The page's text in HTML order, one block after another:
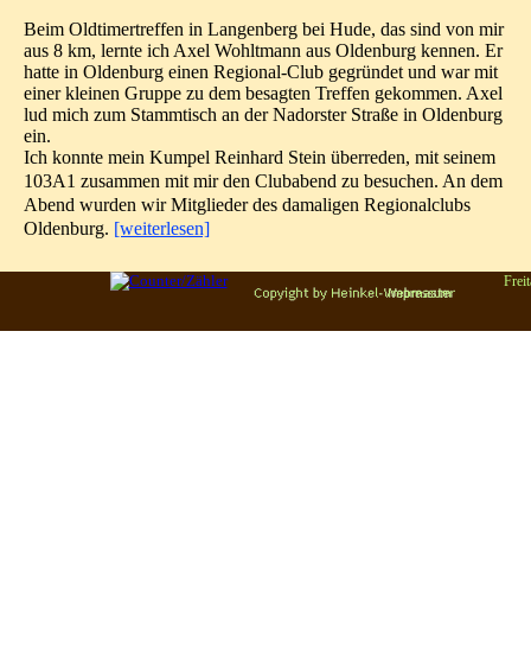
Beim Oldtimertreffen in Langenberg bei Hude, das sind von mir
aus 8 km, lernte ich Axel Wohltmann aus Oldenburg kennen. Er
hatte in Oldenburg einen Regional-Club gegründet und war mit
einer kleinen Gruppe zu dem besagten Treffen gekommen. Axel
lud mich zum Stammtisch an der Nadorster Straße in Oldenburg
ein.
Ich konnte mein Kumpel Reinhard Stein überreden, mit seinem
103A1 zusammen mit mir den Clubabend zu besuchen. An dem
Abend wurden wir Mitglieder des damaligen Regionalclubs
Oldenburg. [weiterlesen]
Zurück zum Seiteninhalt